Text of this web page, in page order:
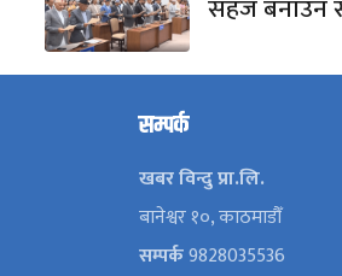
सहज बनाउन
सम्पर्क
खबर विन्दु प्रा.लि.
बानेश्वर १०, काठमाडौँ
सम्पर्क9828035536